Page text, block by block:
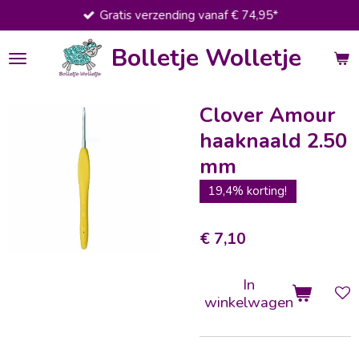
direct
naar
de
Bolletje Wolletje
Gratis verzending vanaf € 74,95*
Clover Amour
haaknaald 2.50
mm
19,4% korting!
€ 7,10
In
winkelwagen